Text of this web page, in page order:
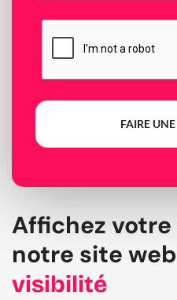
FAIRE
Affichez
notre site
visibilité